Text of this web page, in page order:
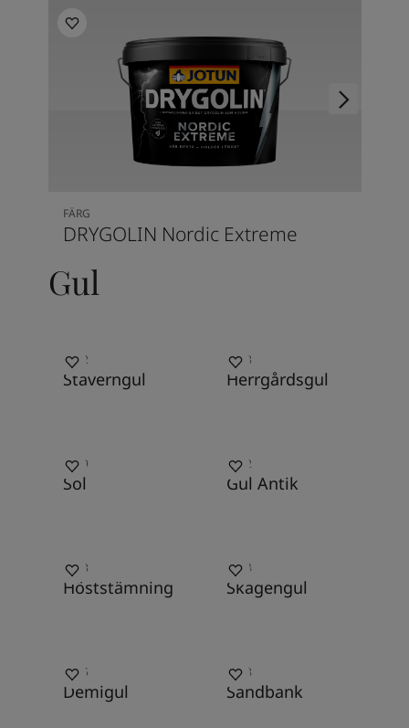
FÄRG
DRYGOLIN Nordic Extreme
Gul
0152
Staverngul
0738
Herrgårdsgul
1369
Sol
1392
Gul Antik
1223
Höststämning
1124
Skagengul
1465
Demigul
1038
Sandbank